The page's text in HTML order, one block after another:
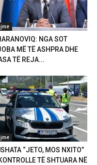
NGA SOT
MË TË ASHPRA DHE
TË REJA...
“JETO, MOS NXITO”
TË SHTUARA NË